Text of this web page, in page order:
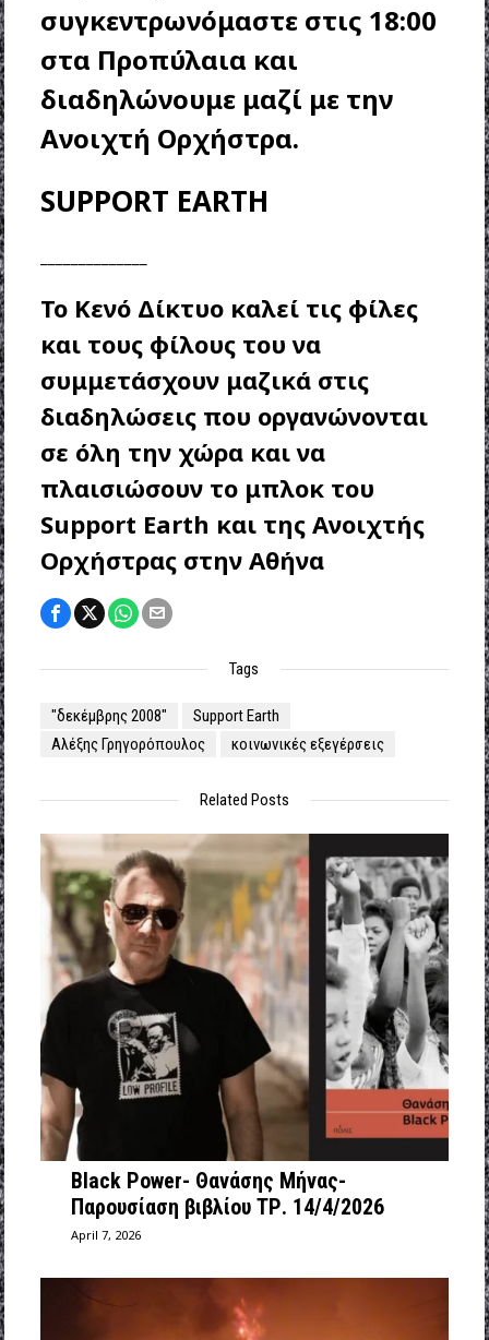
συγκεντρωνόμαστε στις 18:00
στα Προπύλαια και
διαδηλώνουμε μαζί με την
Ανοιχτή Ορχήστρα.
SUPPORT EARTH
Το Κενό Δίκτυο καλεί τις φίλες
και τους φίλους του να
συμμετάσχουν μαζικά στις
διαδηλώσεις που οργανώνονται
σε όλη την χώρα και να
πλαισιώσουν το μπλοκ του
Support Earth και της Ανοιχτής
Ορχήστρας στην Αθήνα
Tags
"δεκέμβρης 2008"
Support Earth
Αλέξης Γρηγορόπουλος
κοινωνικές εξεγέρσεις
Related Posts
Black Power- Θανάσης Μήνας-
Παρουσίαση βιβλίου ΤΡ. 14/4/2026
April 7, 2026